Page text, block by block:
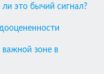
это бычий сигнал?
важной зоне в